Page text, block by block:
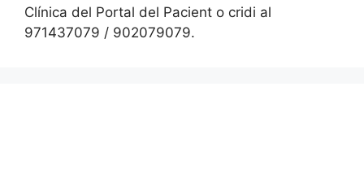
Clínica del Portal del Pacient o cridi al
971437079 / 902079079.